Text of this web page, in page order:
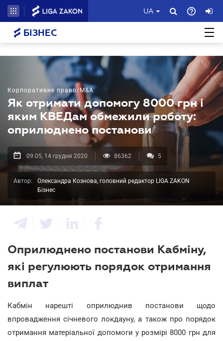
UA
БІЗНЕС
Корпоративне право/M&A
Як отримати допомогу 8000 грн і
яким КВЕДам обмежили роботу:
оприлюднено постанови
09.05, 14 грудня 2020 86362 5
Автор:
Олександра Кознова, головний редактор LIGA ZAKON
Бізнес
Оприлюднено постанови Кабміну,
які регулюють порядок отримання
виплат
Кабмін нарешті оприлюднив постанови щодо
впровадження січневого локдауну, а також про порядок
отримання матеріальної допомоги у розмірі 8000 грн для